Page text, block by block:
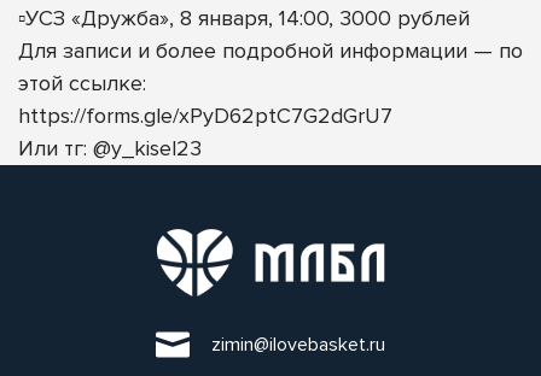
▫️УСЗ «Дружба», 8 января, 14:00, 3000 рублей
Для записи и более подробной информации — по
этой ссылке:
https://forms.gle/xPyD62ptC7G2dGrU7
Или тг: @y_kisel23
zimin@ilovebasket.ru